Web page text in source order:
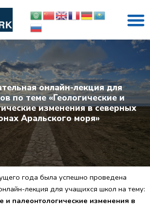
онлайн-лекция для
по теме «Геологические и
изменения в северных
Аральского моря»
года была успешно проведена
лекция для учащихся школ на тему:
и палеонтологические изменения в